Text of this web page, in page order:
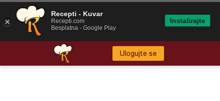
Ulogujte se
Recepti - Kuvar
Recepti.com
Besplatna - Google Play
Instalirajte